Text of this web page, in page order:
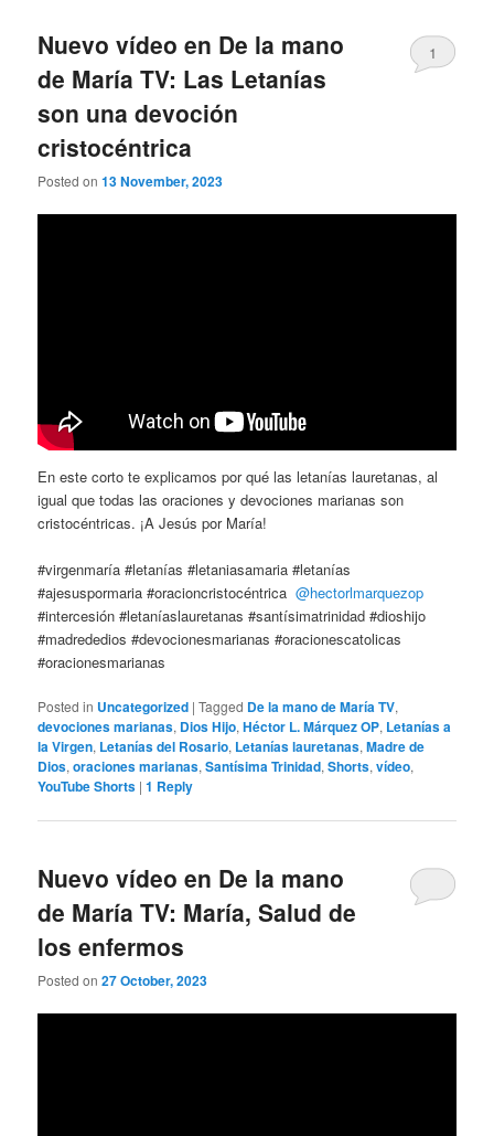
Nuevo vídeo en De la mano
de María TV: Las Letanías
son una devoción
cristocéntrica
Posted on13 November, 2023
1
En este corto te explicamos por qué las letanías lauretanas, al
igual que todas las oraciones y devociones marianas son
cristocéntricas. ¡A Jesús por María!
#virgenmaría #letanías #letaniasamaria #letanías
#ajesuspormaria #oracioncristocéntrica @hectorlmarquezop
#intercesión #letaníaslauretanas #santísimatrinidad #dioshijo
#madrededios #devocionesmarianas #oracionescatolicas
#oracionesmarianas
Posted in Uncategorized |Tagged De la mano de María TV,
devociones marianas, Dios Hijo,Héctor L. Márquez OP, Letanías a
la Virgen, Letanías del Rosario, Letanías lauretanas,Madre de
Dios,oraciones marianas,Santísima Trinidad,Shorts,vídeo,
YouTube Shorts |1 Reply
Nuevo vídeo en De la mano
de María TV: María, Salud de
los enfermos
Posted on27 October, 2023